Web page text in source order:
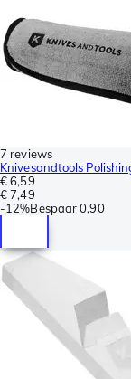
7 reviews
Knivesandtools
€ 6,59
€ 7,49
-12%Bespaar 0,90